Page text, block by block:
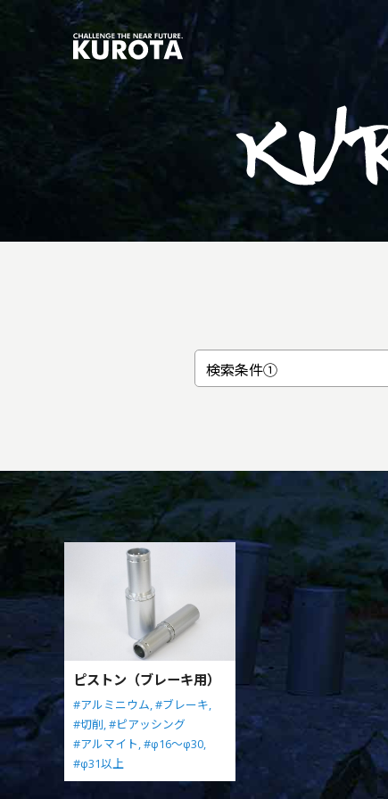
ピストン（ブレーキ用）
#アルミニウム,#ブレーキ,
#切削,#ピアッシング
#アルマイト,#φ16～φ30,
#φ31以上